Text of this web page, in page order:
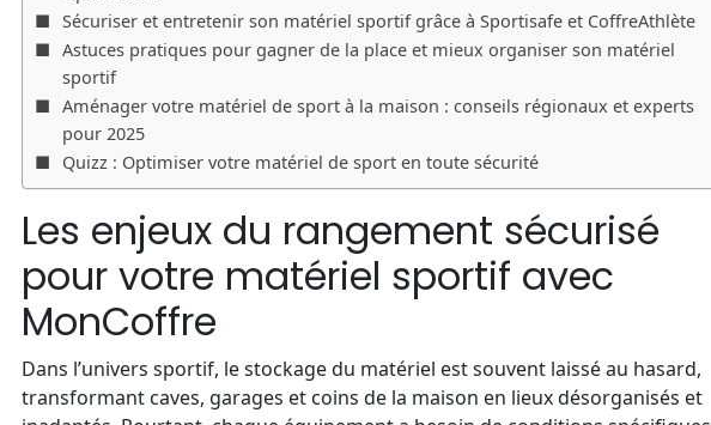
Sécuriser et entretenir son matériel sportif grâce à Sportisafe et CoffreAthlète
Astuces pratiques pour gagner de la place et mieux organiser son matériel
sportif
Aménager votre matériel de sport à la maison : conseils régionaux et experts
pour 2025
Quizz : Optimiser votre matériel de sport en toute sécurité
Les enjeux du rangement sécurisé
pour votre matériel sportif avec
MonCoffre
Dans l’univers sportif, le stockage du matériel est souvent laissé au hasard,
transformant caves, garages et coins de la maison en lieux désorganisés et